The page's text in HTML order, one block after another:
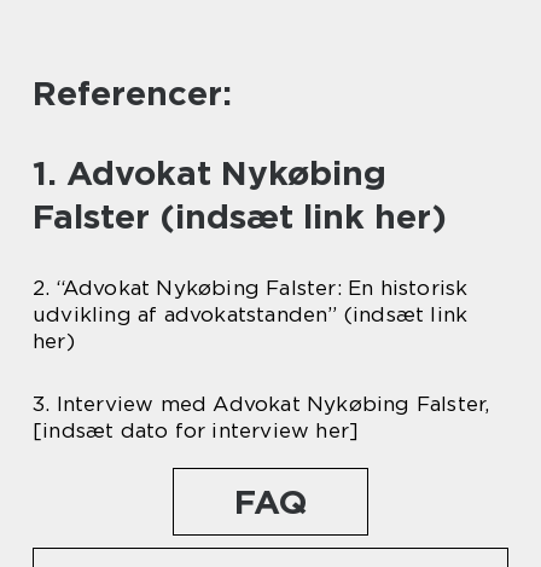
Referencer:
1. Advokat Nykøbing
Falster (indsæt link her)
2. “Advokat Nykøbing Falster: En historisk
udvikling af advokatstanden” (indsæt link
her)
3. Interview med Advokat Nykøbing Falster,
[indsæt dato for interview her]
FAQ